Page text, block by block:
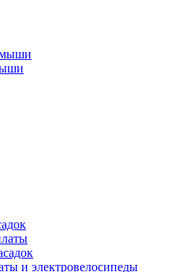
мыши
и электровелосипеды